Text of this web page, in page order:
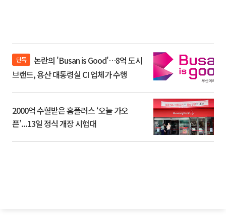
단독
브랜드, 용산 대통령실 CI 업체가 수행
2000억 수혈받은 홈플러스 ‘오늘 가오
픈’...13일 정식 개장 시험대